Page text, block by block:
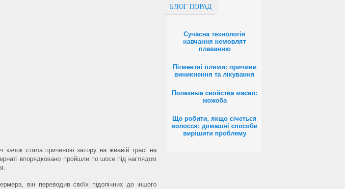
БЛОГ ПОРАД
Сучасна технологія
навчання немовлят
плаванню
Пігментні плями: причини
виникнення та лікування
Полезные свойства масел:
жожоба
Що робити, якщо січеться
волосся: домашні способи
вирішити проблему
качок стала причиною затору на жвавій трасі на
впорядковано пройшли по шосе під наглядом
він переводив своїх підопічних до іншого